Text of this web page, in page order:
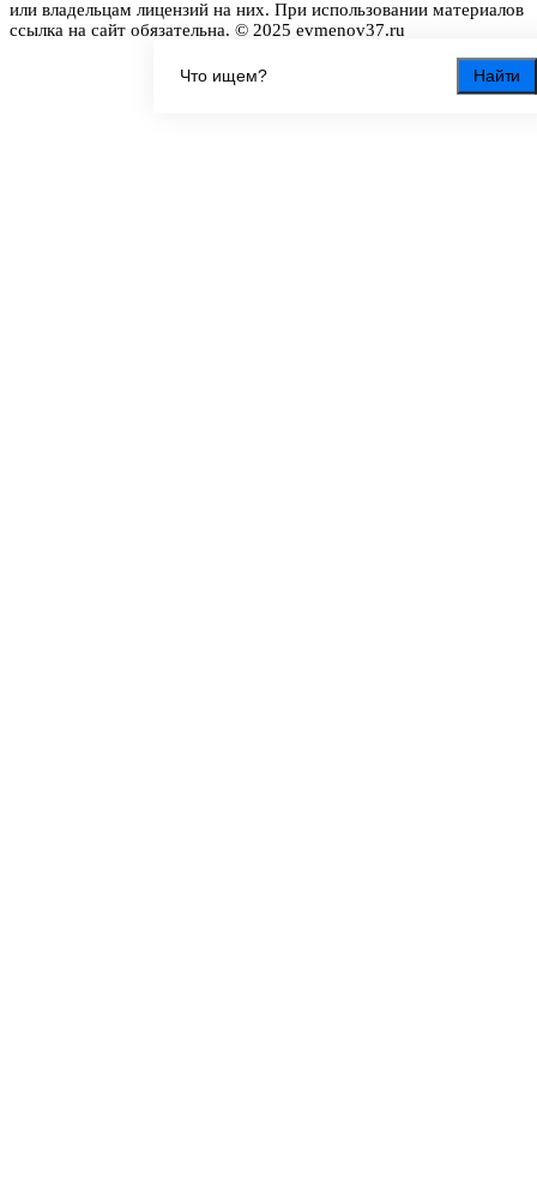
Найти
или владельцам лицензий на них. При использовании материалов
ссылка на сайт обязательна. © 2025 evmenov37.ru